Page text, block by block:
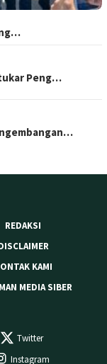
Peng…
REDAKSI
KAMI
MEDIA SIBER
Twitter
Instagram